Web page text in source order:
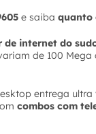
e saiba quanto
internet do
de 100
entrega
combos com